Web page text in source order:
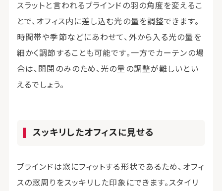
スラットと言われるブラインドの羽の角度を変えるこ
とで、オフィス内に差し込む光の量を調整できます。
時間帯や季節などにあわせて、外から入る光の量を
細かく調節することも可能です。一方でカーテンの場
合は、開閉のみのため、光の量の調整が難しいとい
えるでしょう。
スッキリしたオフィスに見せる
ブラインドは窓にフィットする形状であるため、オフィ
スの窓周りをスッキリした印象にできます。スタイリ